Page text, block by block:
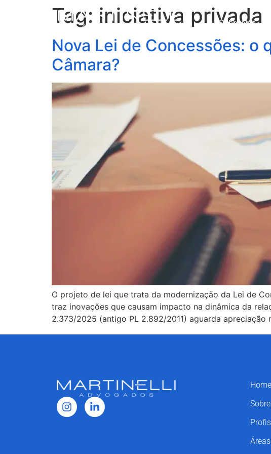
Sobre Nós
Tag: iniciativa privada
Nova Lei de Concessões: o
Câmara?
O projeto de lei que trata da modernização da Lei de
traz inovações que causam impacto na dinâmica da
2.373/2025 (antigo PL 2.892/2011) aguarda
Home